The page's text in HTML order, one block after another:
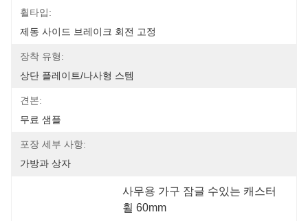
휠타입:
제동 사이드 브레이크 회전 고정
장착 유형:
상단 플레이트/나사형 스템
견본:
무료 샘플
포장 세부 사항:
가방과 상자
사무용 가구 잠글 수있는 캐스터
휠 60mm